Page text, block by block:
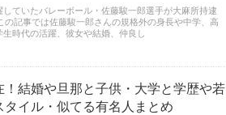
していたバレーボール・佐藤駿一郎選手が大麻所持逮
の記事では佐藤駿一郎さんの規格外の身長や中学、高
時代の活躍、彼女や結婚、仲良し
！結婚や旦那と子供・大学と学歴や若
タイル・似てる有名人まとめ